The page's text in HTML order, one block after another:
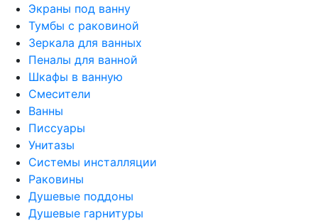
Экраны под ванну
Тумбы с раковиной
Зеркала для ванных
Пеналы для ванной
Шкафы в ванную
Смесители
Ванны
Писсуары
Унитазы
Системы инсталляции
Раковины
Душевые поддоны
Душевые гарнитуры